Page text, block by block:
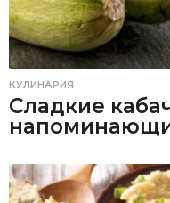
КУЛИНАРИЯ
Сладкие